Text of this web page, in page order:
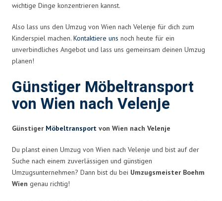
wichtige Dinge konzentrieren kannst.
Also lass uns den Umzug von Wien nach Velenje für dich zum
Kinderspiel machen. Kontaktiere uns noch heute für ein
unverbindliches Angebot und lass uns gemeinsam deinen Umzug
planen!
Günstiger Möbeltransport
von Wien nach Velenje
Günstiger Möbeltransport von Wien nach Velenje
Du planst einen Umzug von Wien nach Velenje und bist auf der
Suche nach einem zuverlässigen und günstigen
Umzugsunternehmen? Dann bist du bei Umzugsmeister Boehm
Wien genau richtig!